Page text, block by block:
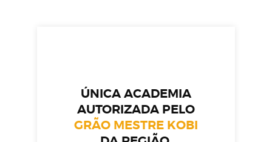
ÚNICA ACADEMIA
AUTORIZADA PELO
GRÃO MESTRE KOBI